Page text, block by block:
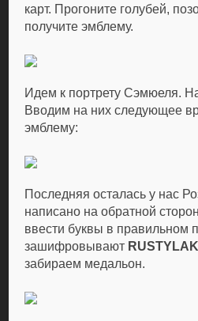
карт. Прогоните голубей,
получите эмблему.
Идем к портрету Сэмюеля.
Вводим на них следующее
эмблему:
Последняя осталась у нас
написано на обратной
ввести буквы в правильном
зашифровывают
забираем медальон.